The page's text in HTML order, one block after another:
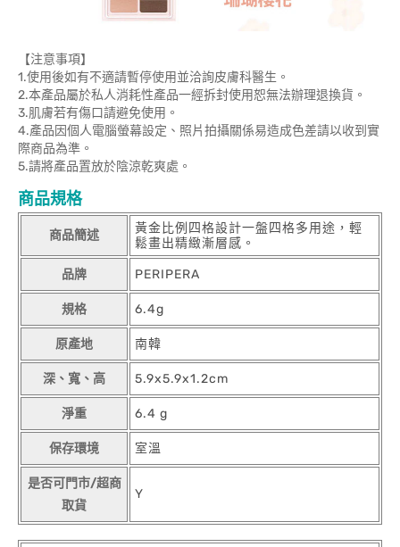
【注意事項】
1.使用後如有不適請暫停使用並洽詢皮膚科醫生。
2.本產品屬於私人消耗性產品一經拆封使用恕無法辦理退換貨。
3.肌膚若有傷口請避免使用。
4.產品因個人電腦螢幕設定、照片拍攝關係易造成色差請以收到實
際商品為準。
5.請將產品置放於陰涼乾爽處。
商品規格
商品簡述
黃金比例四格設計一盤四格多用途，輕
鬆畫出精緻漸層感。
品牌 PERIPERA
規格 6.4g
原產地 南韓
深、寬、高 5.9x5.9x1.2cm
淨重 6.4 g
保存環境 室溫
是否可門市/超商
取貨
Y